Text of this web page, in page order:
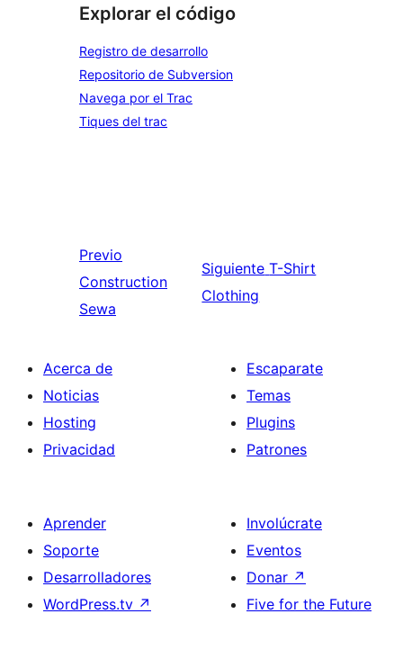
Explorar el código
Registro de desarrollo
Repositorio de Subversion
Navega por el Trac
Tiques del trac
Previo
Construction
Sewa
Siguiente T-Shirt
Clothing
Acerca de
Noticias
Hosting
Privacidad
Escaparate
Temas
Plugins
Patrones
Aprender
Soporte
Desarrolladores
WordPress.tv ↗
Involúcrate
Eventos
Donar ↗
Five for the Future